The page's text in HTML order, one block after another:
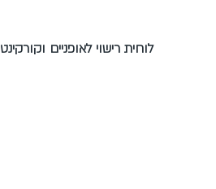
לוחית רישוי לאופניים וקורקינט